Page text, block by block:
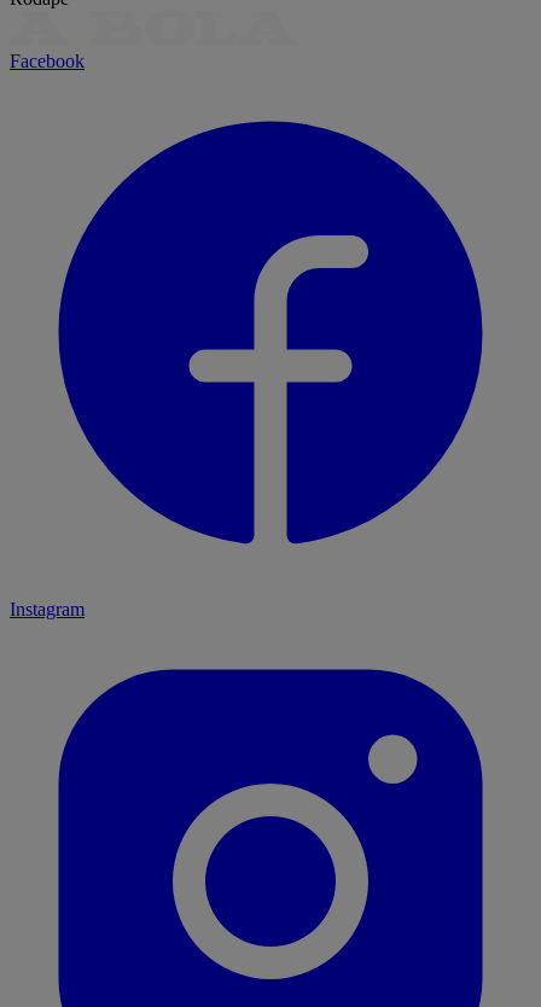
Facebook
Instagram